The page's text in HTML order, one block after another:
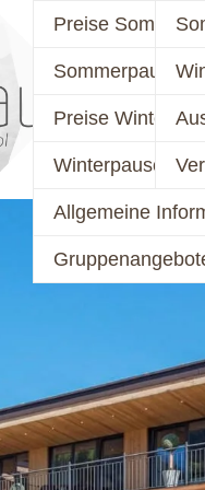
Preise Sommer
Preise Winter
Allgemeine
PREISE AKTIV